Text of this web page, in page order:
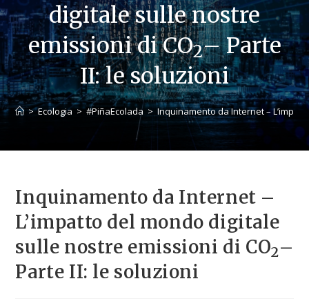
digitale sulle nostre
emissioni di CO2– Parte
II: le soluzioni
> Ecologia > #PiñaEcolada > Inquinamento da Internet –
Inquinamento da Internet –
L’impatto del mondo digitale
sulle nostre emissioni di CO2–
Parte II: le soluzioni